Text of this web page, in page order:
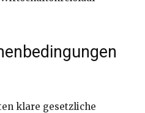
klare gesetzliche